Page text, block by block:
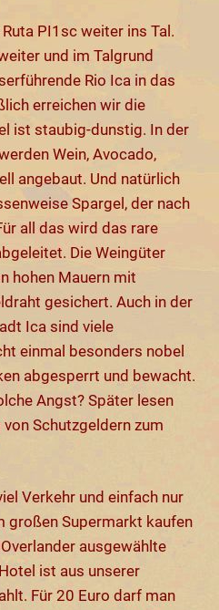
PI1sc weiter ins Tal.
und im Talgrund
Rio Ica in das
erreichen wir die
ist staubig-dunstig. In der
Wein, Avocado,
angebaut. Und natürlich
Spargel, der nach
all das wird das rare
Die Weingüter
hohen Mauern mit
gesichert. Auch in der
Ica sind viele
einmal besonders nobel
abgesperrt und bewacht.
Angst? Später lesen
Schutzgeldern zum
Verkehr und einfach nur
großen Supermarkt kaufen
ausgewählte
ist aus unserer
Für 20 Euro darf man